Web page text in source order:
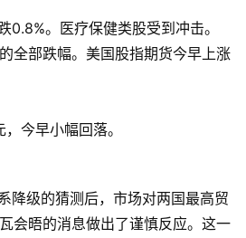
0.8%。医疗保健类股受到冲击。
全部跌幅。美国股指期货今早上涨
今早小幅回落。
降级的猜测后，市场对两国最高贸
会晤的消息做出了谨慎反应。这一